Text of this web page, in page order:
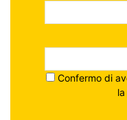
Confermo di
la